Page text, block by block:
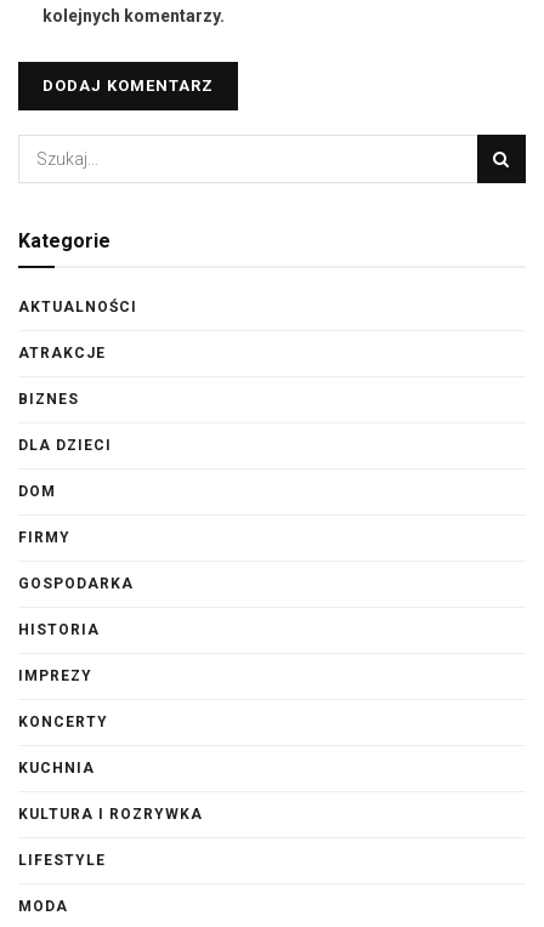
kolejnych komentarzy.
Kategorie
AKTUALNOŚCI
ATRAKCJE
BIZNES
DLA DZIECI
DOM
FIRMY
GOSPODARKA
HISTORIA
IMPREZY
KONCERTY
KUCHNIA
KULTURA I ROZRYWKA
LIFESTYLE
MODA